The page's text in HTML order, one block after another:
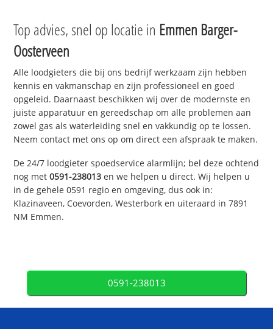
Top advies, snel op locatie in Emmen Barger-
Oosterveen
Alle loodgieters die bij ons bedrijf werkzaam zijn hebben
kennis en vakmanschap en zijn professioneel en goed
opgeleid. Daarnaast beschikken wij over de modernste en
juiste apparatuur en gereedschap om alle problemen aan
zowel gas als waterleiding snel en vakkundig op te lossen.
Neem contact met ons op om direct een afspraak te maken.
De 24/7 loodgieter spoedservice alarmlijn; bel deze ochtend
nog met0591-238013 en we helpen u direct. Wij helpen u
in de gehele 0591 regio en omgeving, dus ook in:
Klazinaveen, Coevorden, Westerbork en uiteraard in 7891
NM Emmen.
0591-238013